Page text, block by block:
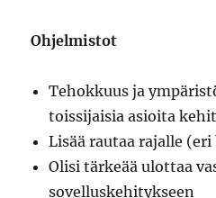
Ohjelmistot
Tehokkuus ja
toissijaisia asioita
Lisää rautaa rajalle
Olisi tärkeää ulottaa
sovelluskehitykseen